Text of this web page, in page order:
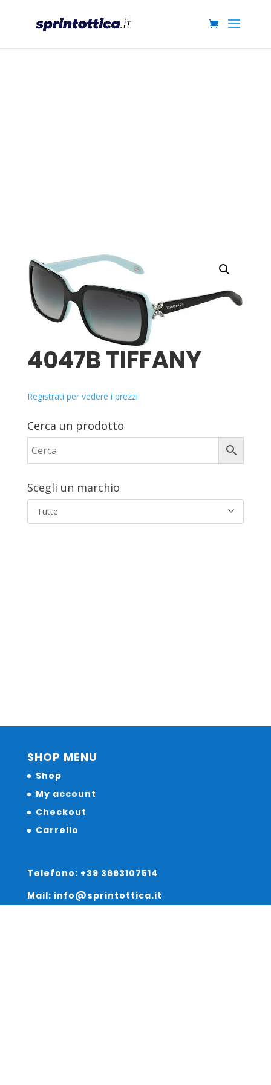
4047B TIFFANY
Registrati per vedere i prezzi
Cerca un prodotto
Scegli un marchio
Tutte
SHOP MENU
Shop
My account
Checkout
Carrello
Telefono: +39 3663107514
Mail: info@sprintottica.it